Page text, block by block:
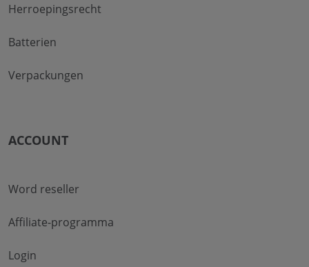
Herroepingsrecht
Batterien
Verpackungen
ACCOUNT
Word reseller
Affiliate-programma
Login